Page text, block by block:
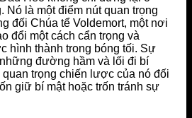
Nó là một điểm nút quan trọng
đối Chúa tể Voldemort, một nơi
đổi một cách cẩn trọng và
hình thành trong bóng tối. Sự
đường hầm và lối đi bí
quan trọng chiến lược của nó đối
giữ bí mật hoặc trốn tránh sự